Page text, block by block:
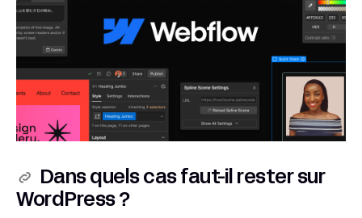
Dans quels cas faut-il rester sur
WordPress ?